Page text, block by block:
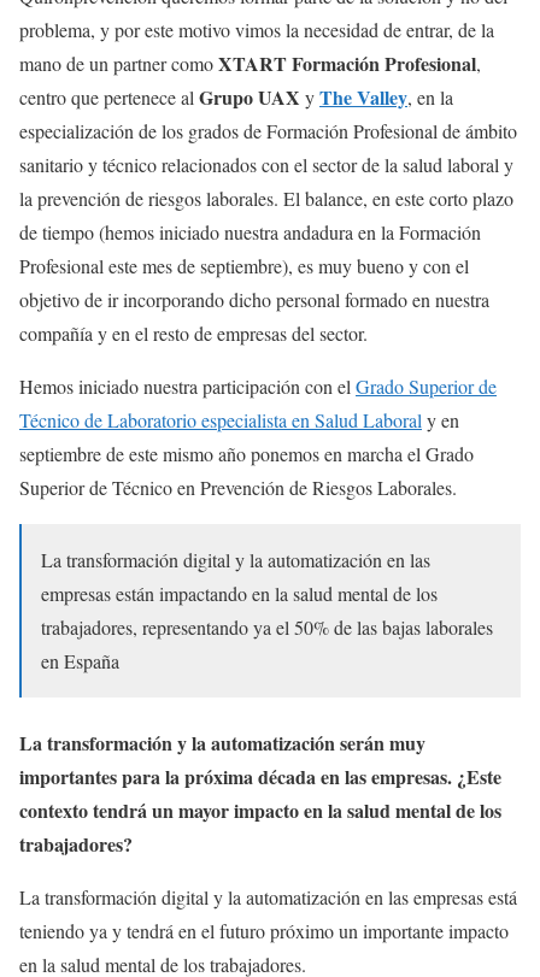
problema, y por este motivo vimos la necesidad de entrar, de la
mano de un partner comoXTART Formación Profesional,
centro que pertenece alGrupo UAX yThe Valley, en la
especialización de los grados de Formación Profesional de ámbito
sanitario y técnico relacionados con el sector de la salud laboral y
la prevención de riesgos laborales. El balance, en este corto plazo
de tiempo (hemos iniciado nuestra andadura en la Formación
Profesional este mes de septiembre), es muy bueno y con el
objetivo de ir incorporando dicho personal formado en nuestra
compañía y en el resto de empresas del sector.
Hemos iniciado nuestra participación con elGrado Superior de
Técnico de Laboratorio especialista en Salud Laboraly en
septiembre de este mismo año ponemos en marcha el Grado
Superior de Técnico en Prevención de Riesgos Laborales.
La transformación digital y la automatización en las
empresas están impactando en la salud mental de los
trabajadores, representando ya el 50% de las bajas laborales
en España
La transformación y la automatización serán muy
importantes para la próxima década en las empresas. ¿Este
contexto tendrá un mayor impacto en la salud mental de los
trabajadores?
La transformación digital y la automatización en las empresas está
teniendo ya y tendrá en el futuro próximo un importante impacto
en la salud mental de los trabajadores.